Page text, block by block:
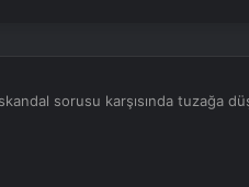
sorusu karşısında tuzağa